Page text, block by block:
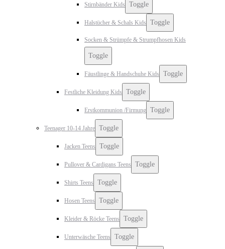
Stirnbänder Kids Toggle
Halstücher & Schals Kids Toggle
Socken & Strümpfe & Strumpfhosen Kids
Toggle
Fäustlinge & Handschuhe Kids Toggle
Festliche Kleidung Kids Toggle
Erstkommunion /Firmung Toggle
Teenager 10-14 Jahre Toggle
Jacken Teens Toggle
Pullover & Cardigans Teens Toggle
Shirts Teens Toggle
Hosen Teens Toggle
Kleider & Röcke Teens Toggle
Unterwäsche Teens Toggle